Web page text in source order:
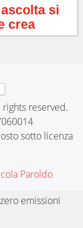
si
crea
reserved.
sotto licenza
Paroldo
emissioni